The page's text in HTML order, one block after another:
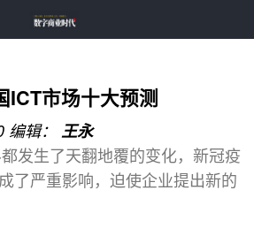
ICT市场十大预测
编辑： 王永
发生了天翻地覆的变化，新冠疫
了严重影响，迫使企业提出新的